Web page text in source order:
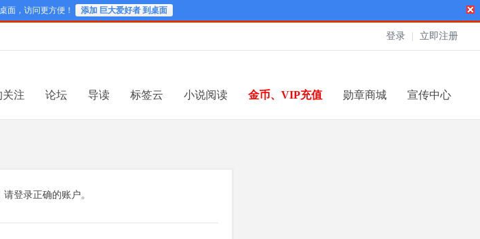
面，访问更方便！ 添加 巨大爱好者 到桌面
登录 立即注册
关注 论坛 导读 标签云 小说阅读 金币、VIP充值 勋章商城 宣传中心
登录正确的账户。